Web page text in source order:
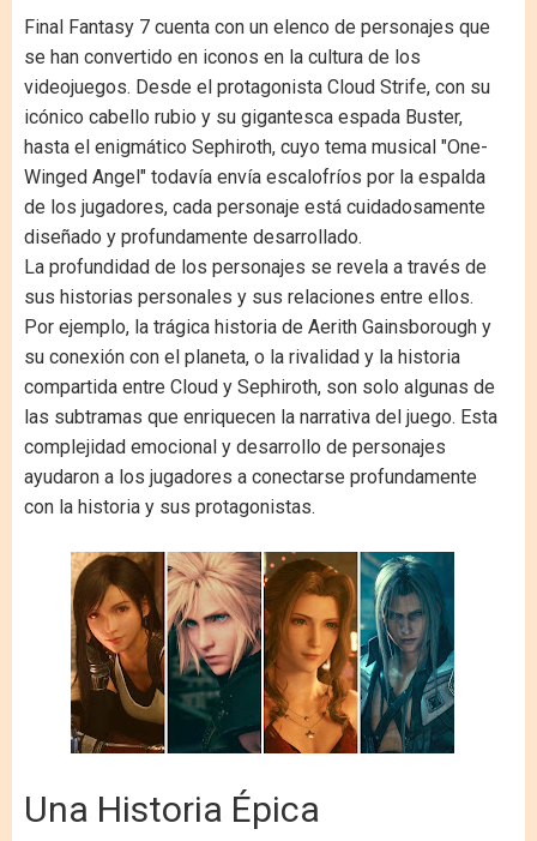
Final Fantasy 7 cuenta con un elenco de personajes que
se han convertido en iconos en la cultura de los
videojuegos. Desde el protagonista Cloud Strife, con su
icónico cabello rubio y su gigantesca espada Buster,
hasta el enigmático Sephiroth, cuyo tema musical "One-
Winged Angel" todavía envía escalofríos por la espalda
de los jugadores, cada personaje está cuidadosamente
diseñado y profundamente desarrollado.
La profundidad de los personajes se revela a través de
sus historias personales y sus relaciones entre ellos.
Por ejemplo, la trágica historia de Aerith Gainsborough y
su conexión con el planeta, o la rivalidad y la historia
compartida entre Cloud y Sephiroth, son solo algunas de
las subtramas que enriquecen la narrativa del juego. Esta
complejidad emocional y desarrollo de personajes
ayudaron a los jugadores a conectarse profundamente
con la historia y sus protagonistas.
Una Historia Épica